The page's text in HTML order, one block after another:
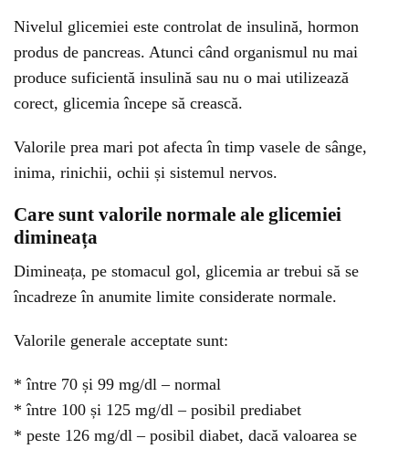
Nivelul glicemiei este controlat de insulină, hormon
produs de pancreas. Atunci când organismul nu mai
produce suficientă insulină sau nu o mai utilizează
corect, glicemia începe să crească.
Valorile prea mari pot afecta în timp vasele de sânge,
inima, rinichii, ochii și sistemul nervos.
Care sunt valorile normale ale glicemiei
dimineața
Dimineața, pe stomacul gol, glicemia ar trebui să se
încadreze în anumite limite considerate normale.
Valorile generale acceptate sunt:
* între 70 și 99 mg/dl – normal
* între 100 și 125 mg/dl – posibil prediabet
* peste 126 mg/dl – posibil diabet, dacă valoarea se